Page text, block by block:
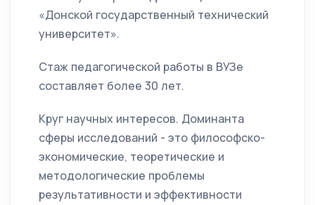
«Донской государственный технический
университет».
Стаж педагогической работы в ВУЗе
составляет более 30 лет.
Круг научных интересов. Доминанта
сферы исследований - это философско-
экономические, теоретические и
методологические проблемы
результативности и эффективности